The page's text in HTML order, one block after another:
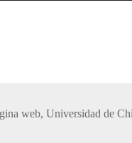
web, Universidad